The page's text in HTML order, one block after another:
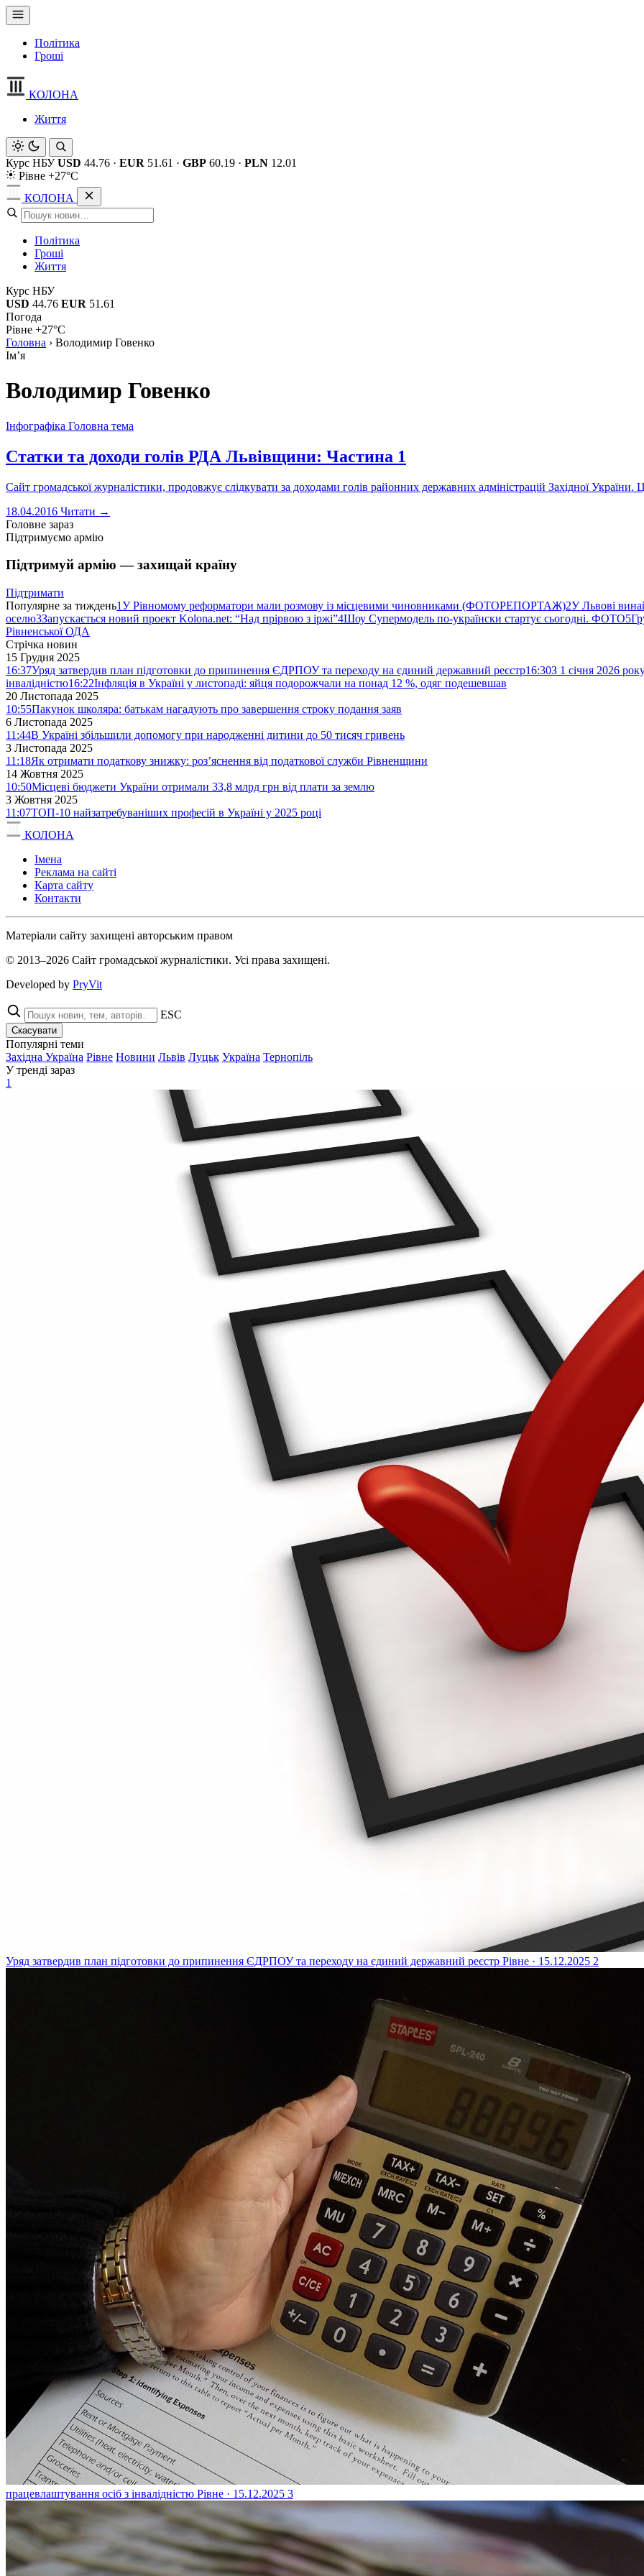
Політика
Гроші
КОЛОНА
Життя
Курс НБУ USD 44.76 · EUR 51.61 · GBP 60.19 · PLN 12.01
Рівне +27°C
КОЛОНА
Політика
Гроші
Життя
Курс НБУ
USD 44.76 EUR 51.61
Погода
Рівне +27°C
Головна › Володимир Говенко
Імʼя
Володимир Говенко
Інфографіка Головна тема
Статки та доходи голів РДА Львівщини: Частина 1
Сайт громадської журналістики, продовжує слідкувати за доходами голів районних державних адміністрацій Західної
18.04.2016 Читати →
Головне зараз
Підтримуємо армію
Підтримуй армію — захищай країну
Підтримати
Популярне за тиждень1У Рівномому реформатори мали розмову із місцевими чиновниками (ФОТОРЕПОРТАЖ)2У Львові
оселю3Запускається новий проект Kolona.net: “Над прірвою з іржі”4Шоу Супермодель по-українски стартує сьогодні. ФОТО5
Рівненської ОДА
Стрічка новин
15 Грудня 2025
16:37Уряд затвердив план підготовки до припинення ЄДРПОУ та переходу на єдиний державний реєстр16:30З 1 січня 2026
інвалідністю16:22Інфляція в Україні у листопаді: яйця подорожчали на понад 12 %, одяг подешевшав
20 Листопада 2025
10:55Пакунок школяра: батькам нагадують про завершення строку подання заяв
6 Листопада 2025
11:44В Україні збільшили допомогу при народженні дитини до 50 тисяч гривень
3 Листопада 2025
11:18Як отримати податкову знижку: роз’яснення від податкової служби Рівненщини
14 Жовтня 2025
10:50Місцеві бюджети України отримали 33,8 млрд грн від плати за землю
3 Жовтня 2025
11:07ТОП-10 найзатребуваніших професій в Україні у 2025 році
КОЛОНА
Імена
Реклама на сайті
Карта сайту
Контакти
Матеріали сайту захищені авторським правом
© 2013–2026 Сайт громадської журналістики. Усі права захищені.
Developed by PryVit
ESC
Скасувати
Популярні теми
Західна Україна Рівне Новини Львів Луцьк Україна Тернопіль
У тренді зараз
1
Уряд затвердив план підготовки до припинення ЄДРПОУ та переходу на єдиний державний реєстр Рівне · 15.12.2025 2
працевлаштування осіб з інвалідністю Рівне · 15.12.2025 3